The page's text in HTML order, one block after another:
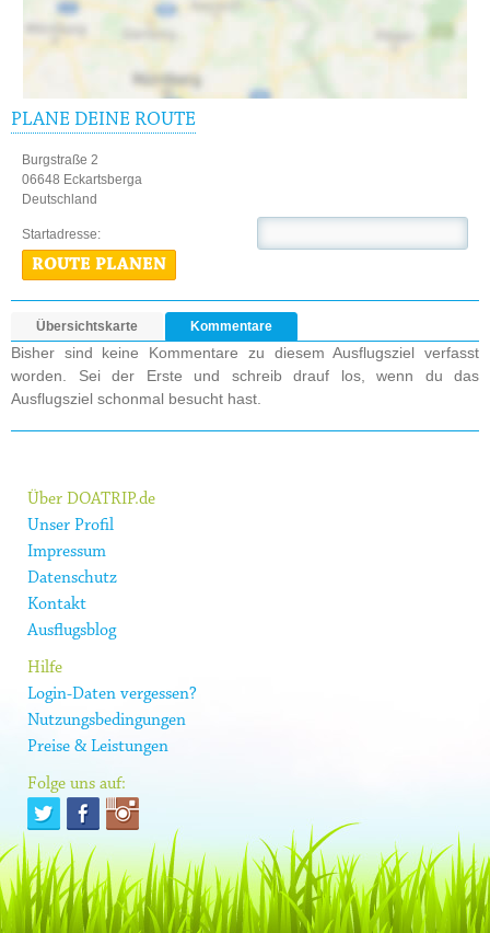
PLANE DEINE ROUTE
Burgstraße 2
06648 Eckartsberga
Deutschland
Startadresse:
ROUTE PLANEN
Übersichtskarte Kommentare
Bisher sind keine Kommentare zu diesem Ausflugsziel verfasst
worden. Sei der Erste und schreib drauf los, wenn du das
Ausflugsziel schonmal besucht hast.
Über DOATRIP.de
Unser Profil
Impressum
Datenschutz
Kontakt
Ausflugsblog
Hilfe
Login-Daten vergessen?
Nutzungsbedingungen
Preise & Leistungen
Folge uns auf: